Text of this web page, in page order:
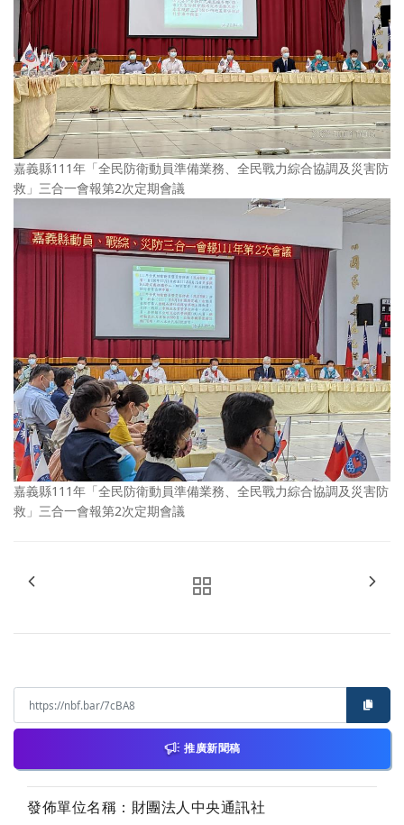
嘉義縣111年「全民防衛動員準備業務、全民戰力綜合協調及災害防
救」三合一會報第2次定期會議
嘉義縣111年「全民防衛動員準備業務、全民戰力綜合協調及災害防
救」三合一會報第2次定期會議
推廣新聞稿
發佈單位名稱：財團法人中央通訊社